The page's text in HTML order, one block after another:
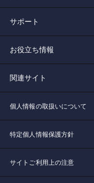
サポート
お役立ち情報
関連サイト
個人情報の取扱いについて
特定個人情報保護方針
サイトご利用上の注意